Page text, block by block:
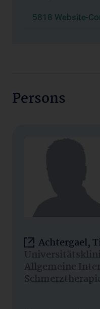
5818 Website-
Persons
Achtergael,
Allgemeine